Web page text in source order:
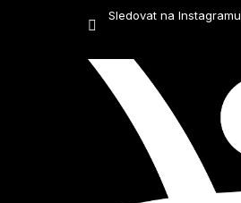
Sledovat na Instagramu